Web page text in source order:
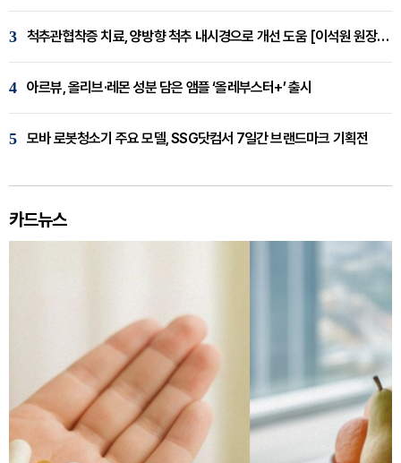
3 척추관협착증 치료, 양방향 척추 내시경으로 개선 도움 [이석원 원장 칼럼]
4 아르뷰, 올리브·레몬 성분 담은 앰플 ‘올레부스터+’ 출시
5 모바 로봇청소기 주요 모델, SSG닷컴서 7일간 브랜드마크 기획전
카드뉴스